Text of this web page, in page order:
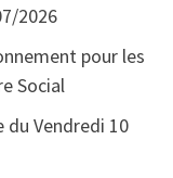
2026
pour les
Social
du Vendredi 10